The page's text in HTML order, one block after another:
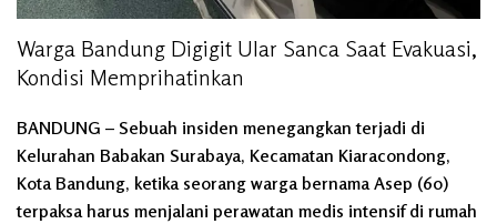
Warga Bandung Digigit Ular Sanca Saat Evakuasi,
Kondisi Memprihatinkan
BANDUNG – Sebuah insiden menegangkan terjadi di
Kelurahan Babakan Surabaya, Kecamatan Kiaracondong,
Kota Bandung, ketika seorang warga bernama Asep (60)
terpaksa harus menjalani perawatan medis intensif di rumah